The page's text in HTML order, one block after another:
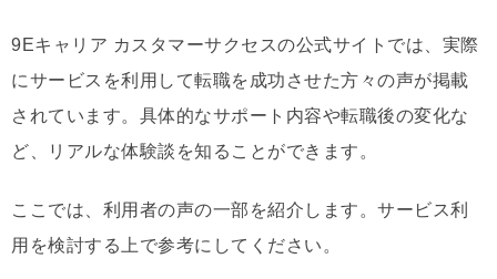
9Eキャリア カスタマーサクセスの公式サイトでは、実際
にサービスを利用して転職を成功させた方々の声が掲載
されています。具体的なサポート内容や転職後の変化な
ど、リアルな体験談を知ることができます。
ここでは、利用者の声の一部を紹介します。サービス利
用を検討する上で参考にしてください。